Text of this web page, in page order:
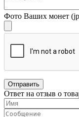
Фото Ваших монет
Ответ на отзыв о